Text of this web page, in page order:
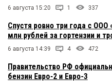
6 августа 15:20 1 337
Спустя ровно три года с ООО
млн рублей за гортензии и
6 августа 14:39 4 472
Правительство РФ
бензин Евро-2 и Евро-3